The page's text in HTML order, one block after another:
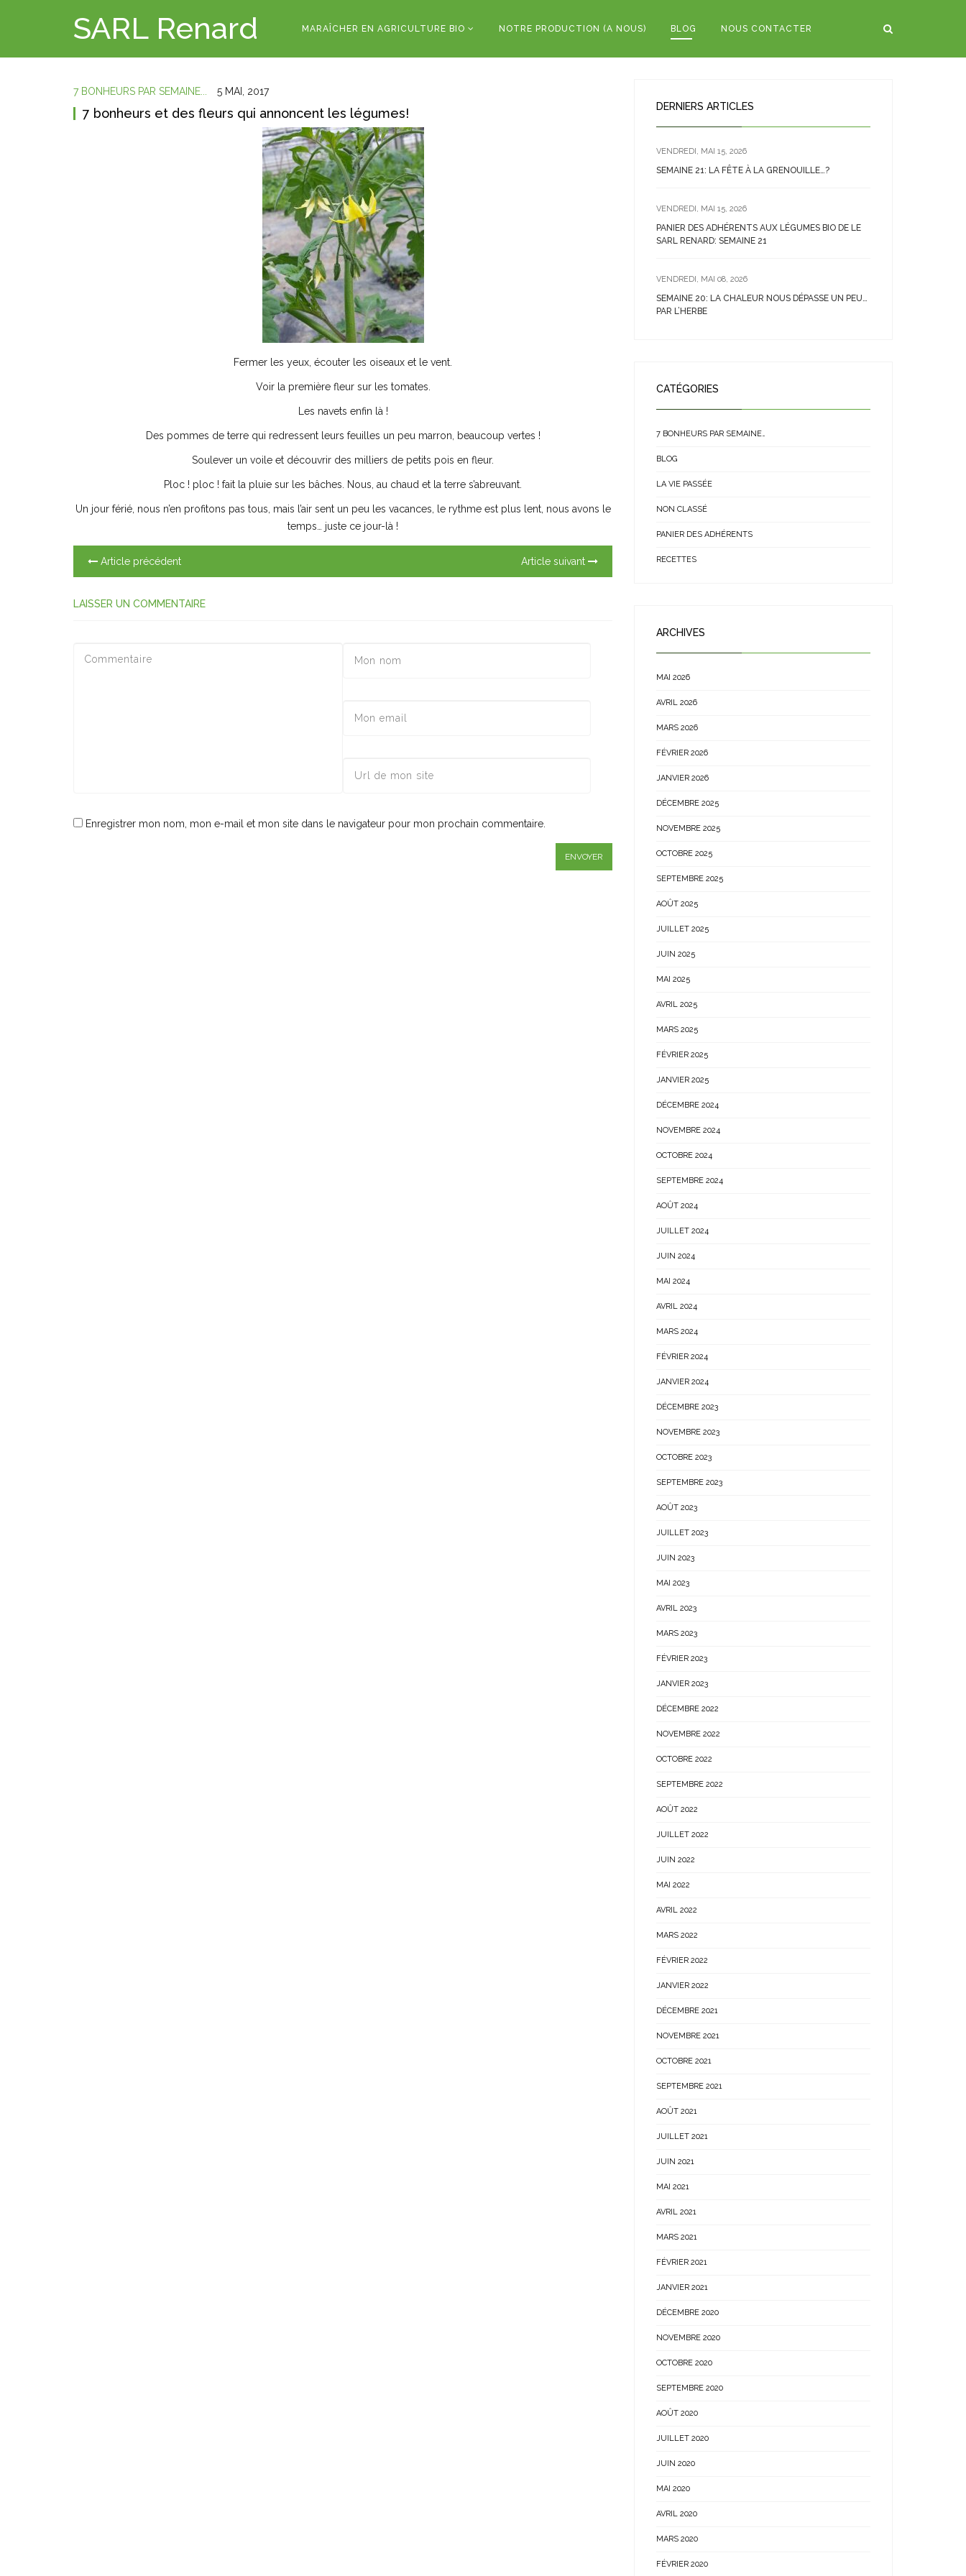
SARL Renard MARAÎCHER EN AGRICULTURE BIO NOTRE PRODUCTION (A NOUS) BLOG NOUS CONTACTER
7 BONHEURS PAR SEMAINE... 5 MAI, 2017
7 bonheurs et des fleurs qui annoncent les légumes!
Fermer les yeux, écouter les oiseaux et le vent.
Voir la première fleur sur les tomates.
Les navets enfin là !
Des pommes de terre qui redressent leurs feuilles un peu marron, beaucoup vertes !
Soulever un voile et découvrir des milliers de petits pois en fleur.
Ploc ! ploc ! fait la pluie sur les bâches. Nous, au chaud et la terre s’abreuvant.
Un jour férié, nous n’en profitons pas tous, mais l’air sent un peu les vacances, le rythme est plus lent, nous avons le
temps… juste ce jour-là !
Article précédent Article suivant
LAISSER UN COMMENTAIRE
Enregistrer mon nom, mon e-mail et mon site dans le navigateur pour mon prochain commentaire.
DERNIERS ARTICLES
VENDREDI, MAI 15, 2026
SEMAINE 21: LA FÊTE À LA GRENOUILLE…?
VENDREDI, MAI 15, 2026
PANIER DES ADHÉRENTS AUX LÉGUMES BIO DE LE
SARL RENARD: SEMAINE 21
VENDREDI, MAI 08, 2026
SEMAINE 20: LA CHALEUR NOUS DÉPASSE UN PEU…
PAR L’HERBE
CATÉGORIES
7 BONHEURS PAR SEMAINE…
BLOG
LA VIE PASSÉE
NON CLASSÉ
PANIER DES ADHÉRENTS
RECETTES
ARCHIVES
MAI 2026
AVRIL 2026
MARS 2026
FÉVRIER 2026
JANVIER 2026
DÉCEMBRE 2025
NOVEMBRE 2025
OCTOBRE 2025
SEPTEMBRE 2025
AOÛT 2025
JUILLET 2025
JUIN 2025
MAI 2025
AVRIL 2025
MARS 2025
FÉVRIER 2025
JANVIER 2025
DÉCEMBRE 2024
NOVEMBRE 2024
OCTOBRE 2024
SEPTEMBRE 2024
AOÛT 2024
JUILLET 2024
JUIN 2024
MAI 2024
AVRIL 2024
MARS 2024
FÉVRIER 2024
JANVIER 2024
DÉCEMBRE 2023
NOVEMBRE 2023
OCTOBRE 2023
SEPTEMBRE 2023
AOÛT 2023
JUILLET 2023
JUIN 2023
MAI 2023
AVRIL 2023
MARS 2023
FÉVRIER 2023
JANVIER 2023
DÉCEMBRE 2022
NOVEMBRE 2022
OCTOBRE 2022
SEPTEMBRE 2022
AOÛT 2022
JUILLET 2022
JUIN 2022
MAI 2022
AVRIL 2022
MARS 2022
FÉVRIER 2022
JANVIER 2022
DÉCEMBRE 2021
NOVEMBRE 2021
OCTOBRE 2021
SEPTEMBRE 2021
AOÛT 2021
JUILLET 2021
JUIN 2021
MAI 2021
AVRIL 2021
MARS 2021
FÉVRIER 2021
JANVIER 2021
DÉCEMBRE 2020
NOVEMBRE 2020
OCTOBRE 2020
SEPTEMBRE 2020
AOÛT 2020
JUILLET 2020
JUIN 2020
MAI 2020
AVRIL 2020
MARS 2020
FÉVRIER 2020